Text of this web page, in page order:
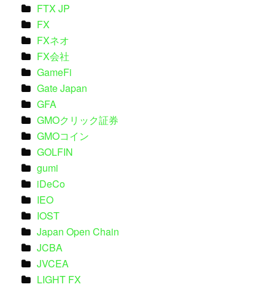
FTX JP
FX
FXネオ
FX会社
GameFi
Gate Japan
GFA
GMOクリック証券
GMOコイン
GOLFIN
gumi
iDeCo
IEO
IOST
Japan Open Chain
JCBA
JVCEA
LIGHT FX